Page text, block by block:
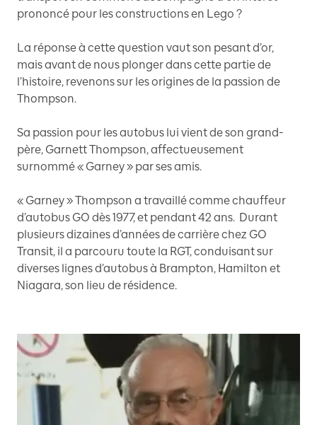
prononcé pour les constructions en Lego ?
La réponse à cette question vaut son pesant d’or,
mais avant de nous plonger dans cette partie de
l’histoire, revenons sur les origines de la passion de
Thompson.
Sa passion pour les autobus lui vient de son grand-
père, Garnett Thompson, affectueusement
surnommé « Garney » par ses amis.
« Garney » Thompson a travaillé comme chauffeur
d’autobus GO dès 1977, et pendant 42 ans. Durant
plusieurs dizaines d’années de carrière chez GO
Transit, il a parcouru toute la RGT, conduisant sur
diverses lignes d’autobus à Brampton, Hamilton et
Niagara, son lieu de résidence.